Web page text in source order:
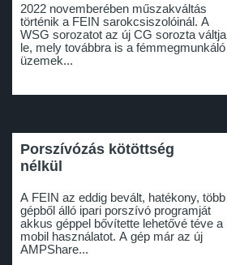
2022 novemberében műszakváltás
történik a FEIN sarokcsiszolóinál. A
WSG sorozatot az új CG sorozta váltja
le, mely továbbra is a fémmegmunkáló
üzemek...
Porszívózás kötöttség
nélkül
A FEIN az eddig bevált, hatékony, több
gépből álló ipari porszívó programját
akkus géppel bővítette lehetővé téve a
mobil használatot. A gép már az új
AMPShare...